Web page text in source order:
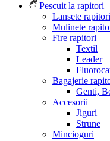
Pescuit la rapitori
Lansete rapitori
Mulinete
Fire rapitori
Textil
Leader
Bagajerie
Genti,
Accesorii
Jiguri
Strune
Mincioguri